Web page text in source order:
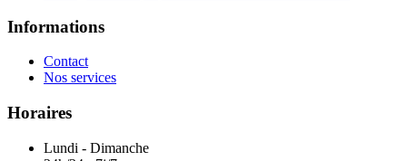
Informations
Contact
Nos services
Horaires
Lundi - Dimanche